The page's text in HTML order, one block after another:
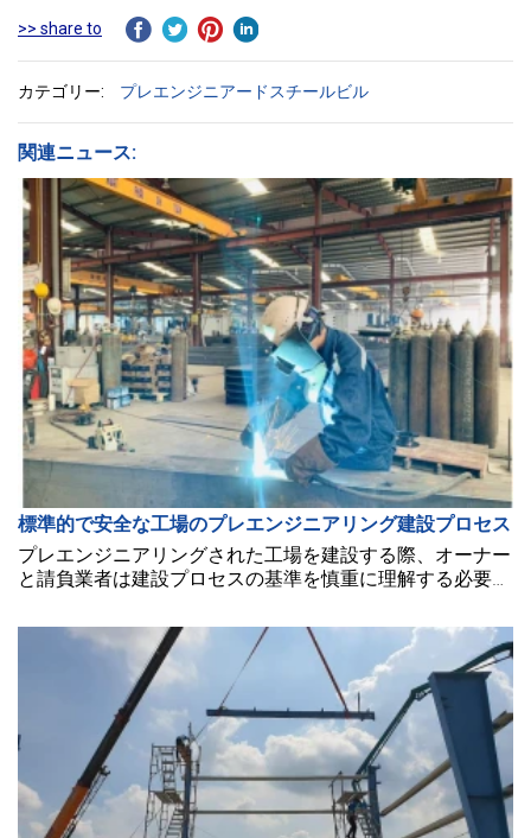
>> share to
カテゴリー: プレエンジニアードスチールビル
関連ニュース:
標準的で安全な工場のプレエンジニアリング建設プロセス
プレエンジニアリングされた工場を建設する際、オーナー
と請負業者は建設プロセスの基準を慎重に理解する必要が
安全でより耐久性のあるものとして利用されることが保証
されます。